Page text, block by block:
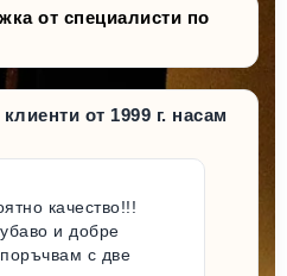
от специалисти по
от 1999 г. насам
качество!!!
и добре
с две